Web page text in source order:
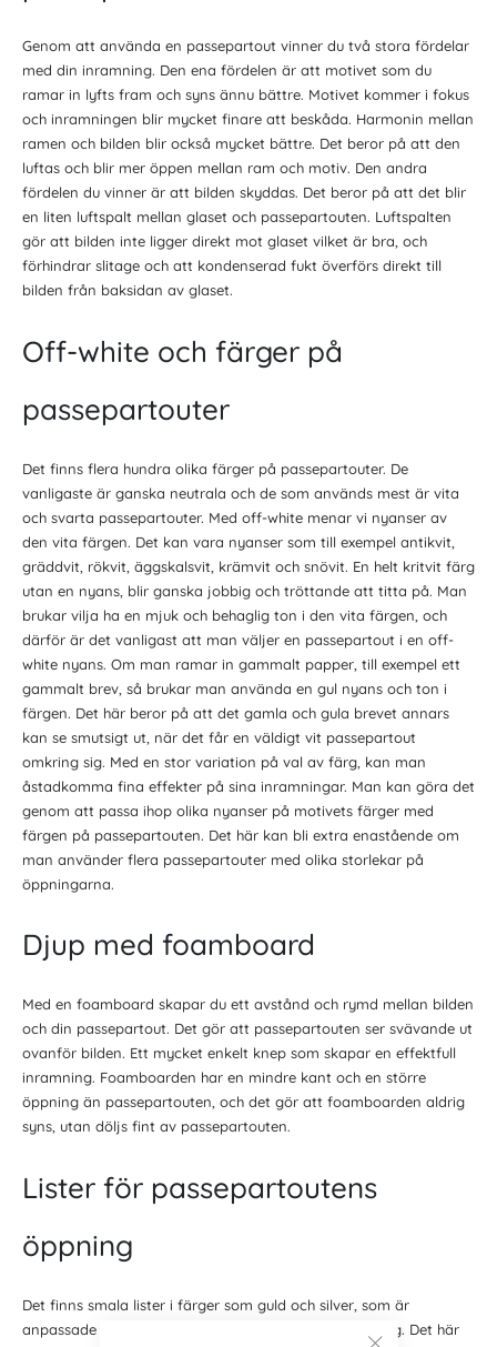
Genom att använda en passepartout vinner du två stora fördelar
med din inramning. Den ena fördelen är att motivet som du
ramar in lyfts fram och syns ännu bättre. Motivet kommer i fokus
och inramningen blir mycket finare att beskåda. Harmonin mellan
ramen och bilden blir också mycket bättre. Det beror på att den
luftas och blir mer öppen mellan ram och motiv. Den andra
fördelen du vinner är att bilden skyddas. Det beror på att det blir
en liten luftspalt mellan glaset och passepartouten. Luftspalten
gör att bilden inte ligger direkt mot glaset vilket är bra, och
förhindrar slitage och att kondenserad fukt överförs direkt till
bilden från baksidan av glaset.
Off-white och färger på
passepartouter
Det finns flera hundra olika färger på passepartouter. De
vanligaste är ganska neutrala och de som används mest är vita
och svarta passepartouter. Med off-white menar vi nyanser av
den vita färgen. Det kan vara nyanser som till exempel antikvit,
gräddvit, rökvit, äggskalsvit, krämvit och snövit. En helt kritvit färg
utan en nyans, blir ganska jobbig och tröttande att titta på. Man
brukar vilja ha en mjuk och behaglig ton i den vita färgen, och
därför är det vanligast att man väljer en passepartout i en off-
white nyans. Om man ramar in gammalt papper, till exempel ett
gammalt brev, så brukar man använda en gul nyans och ton i
färgen. Det här beror på att det gamla och gula brevet annars
kan se smutsigt ut, när det får en väldigt vit passepartout
omkring sig. Med en stor variation på val av färg, kan man
åstadkomma fina effekter på sina inramningar. Man kan göra det
genom att passa ihop olika nyanser på motivets färger med
färgen på passepartouten. Det här kan bli extra enastående om
man använder flera passepartouter med olika storlekar på
öppningarna.
Djup med foamboard
Med en foamboard skapar du ett avstånd och rymd mellan bilden
och din passepartout. Det gör att passepartouten ser svävande ut
ovanför bilden. Ett mycket enkelt knep som skapar en effektfull
inramning. Foamboarden har en mindre kant och en större
öppning än passepartouten, och det gör att foamboarden aldrig
syns, utan döljs fint av passepartouten.
Lister för passepartoutens
öppning
Det finns smala lister i färger som guld och silver, som är
anpassade för att monteras i passepartoutens öppning. Det här